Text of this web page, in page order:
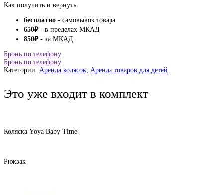
Как получить и вернуть:
бесплатно - самовывоз товара
650₽- в пределах МКАД
850₽- за МКАД
Бронь по телефону
Бронь по телефону
Категории: Аренда колясок, Аренда товаров для детей
Это уже входит в комплект
Коляска Yoya Baby Time
Рюкзак